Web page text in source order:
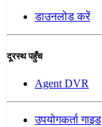
डाउनलोड करें
दूरस्थ पहुँच
Agent DVR
उपयोगकर्ता गाइड